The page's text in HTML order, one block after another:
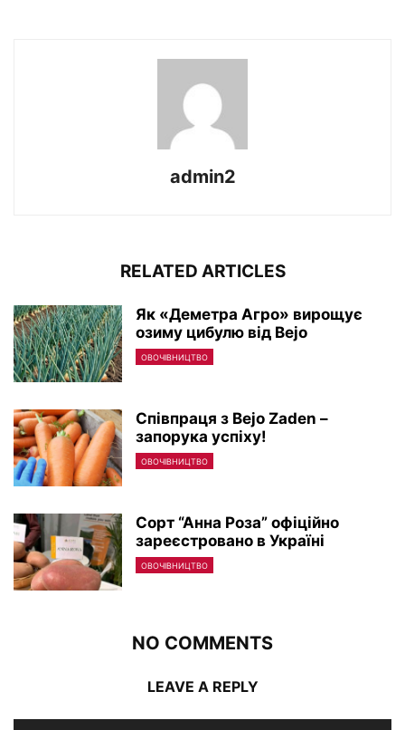
admin2
RELATED ARTICLES
Як «Деметра Агро» вирощує
озиму цибулю від Bejo
ОВОЧІВНИЦТВО
Співпраця з Bejo Zaden –
запорука успіху!
ОВОЧІВНИЦТВО
Сорт “Анна Роза” офіційно
зареєстровано в Україні
ОВОЧІВНИЦТВО
NO COMMENTS
LEAVE A REPLY